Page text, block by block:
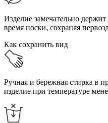
Изделие замечательно
время носки, сохраняя
Как сохранить вид
Ручная и бережная стирка в
изделие при температуре